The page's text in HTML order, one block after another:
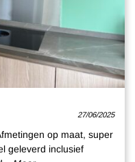
27/06/2025
op maat, super
geleverd inclusief